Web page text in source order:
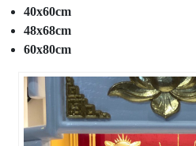
40x60cm
48x68cm
60x80cm